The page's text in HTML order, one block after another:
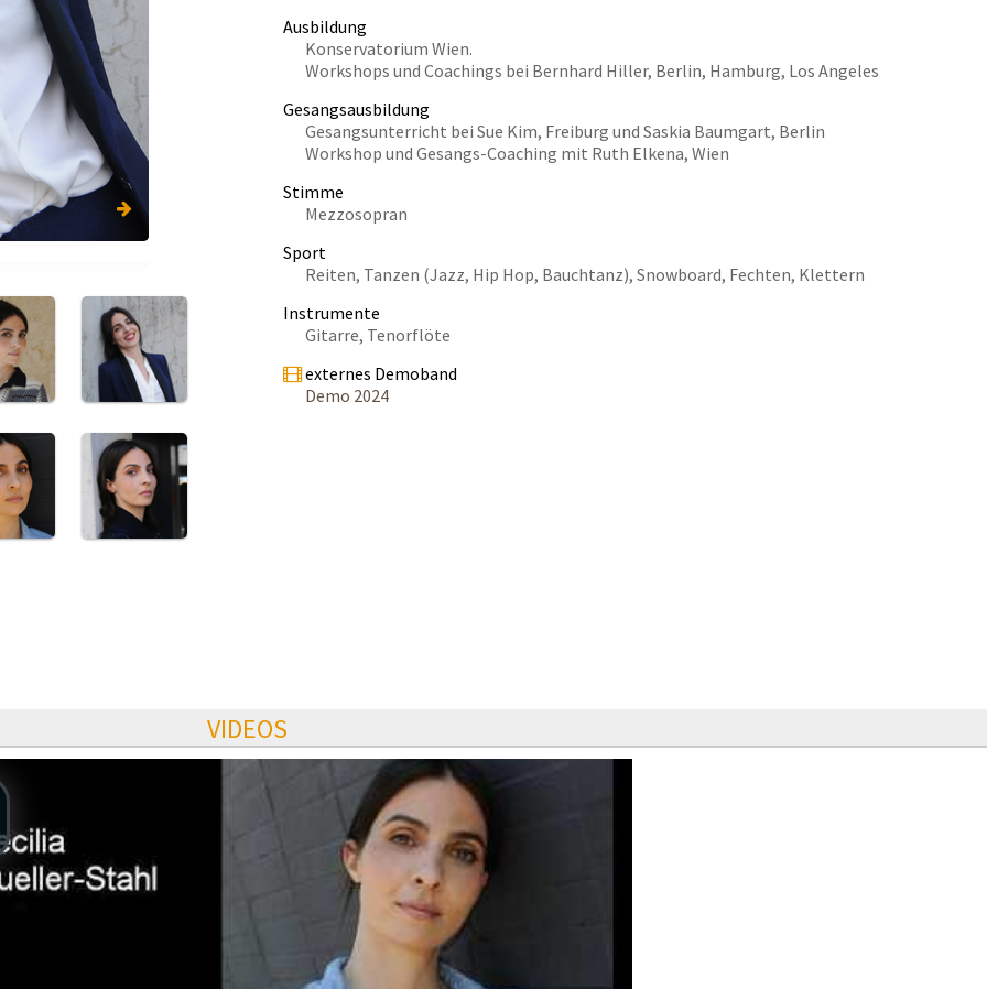
Ausbildung
Konservatorium Wien.
Workshops und Coachings bei Bernhard Hiller, Berlin, Hamburg, Los Angeles
Gesangsausbildung
Gesangsunterricht bei Sue Kim, Freiburg und Saskia Baumgart, Berlin
Workshop und Gesangs-Coaching mit Ruth Elkena, Wien
Stimme
Mezzosopran
Sport
Reiten, Tanzen (Jazz, Hip Hop, Bauchtanz), Snowboard, Fechten, Klettern
Instrumente
Gitarre, Tenorflöte
externes Demoband
Demo 2024
VIDEOS